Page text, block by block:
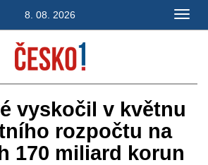
8. 08. 2026
vyskočil v květnu
rozpočtu na
170 miliard korun